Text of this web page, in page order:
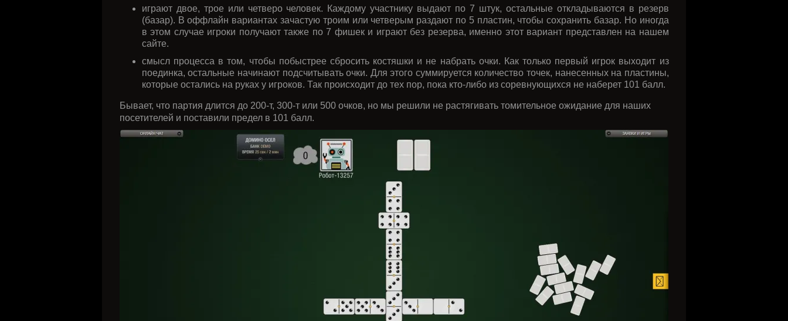
играют двое, трое или четверо человек. Каждому участнику выдают по 7 штук, остальные откладываются в резерв
(базар). В оффлайн вариантах зачастую троим или четверым раздают по 5 пластин, чтобы сохранить базар. Но иногда
в этом случае игроки получают также по 7 фишек и играют без резерва, именно этот вариант представлен на нашем
сайте.
смысл процесса в том, чтобы побыстрее сбросить костяшки и не набрать очки. Как только первый игрок выходит из
поединка, остальные начинают подсчитывать очки. Для этого суммируется количество точек, нанесенных на пластины,
которые остались на руках у игроков. Так происходит до тех пор, пока кто-либо из соревнующихся не наберет 101 балл.
Бывает, что партия длится до 200-т, 300-т или 500 очков, но мы решили не растягивать томительное ожидание для наших
посетителей и поставили предел в 101 балл.